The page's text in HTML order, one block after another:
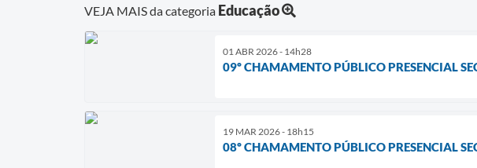
VEJA MAIS da categoria Educação
01 ABR 2026 - 14h28
09º CHAMAMENTO PÚBLICO PRESENCIAL
19 MAR 2026 - 18h15
08º CHAMAMENTO PÚBLICO PRESENCIAL